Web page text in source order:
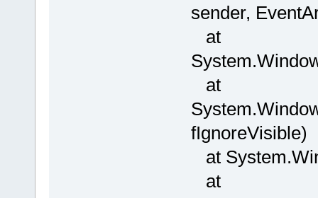
sender,
at
at
fIgnoreVisible)
at
at